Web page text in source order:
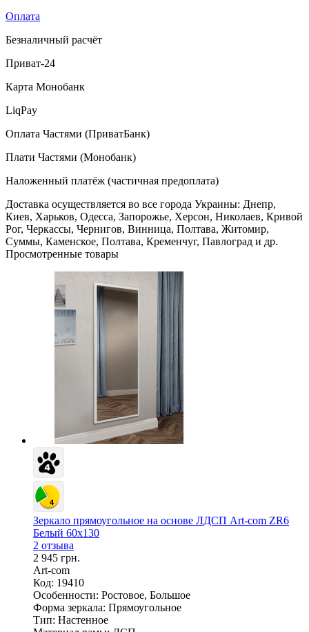
Оплата
Безналичный расчёт
Приват-24
Карта Монобанк
LiqPay
Оплата Частями (ПриватБанк)
Плати Частями (Монобанк)
Наложенный платёж (частичная предоплата)
Доставка осуществляется во все города Украины: Днепр,
Киев, Харьков, Одесса, Запорожье, Херсон, Николаев, Кривой
Рог, Черкассы, Чернигов, Винница, Полтава, Житомир,
Суммы, Каменское, Полтава, Кременчуг, Павлоград и др.
Просмотренные товары
Зеркало прямоугольное на основе ЛДСП Art-com ZR6
Белый 60х130
2 отзыва
2 945 грн.
Art-com
Код: 19410
Особенности: Ростовое, Большое
Форма зеркала: Прямоугольное
Тип: Настенное